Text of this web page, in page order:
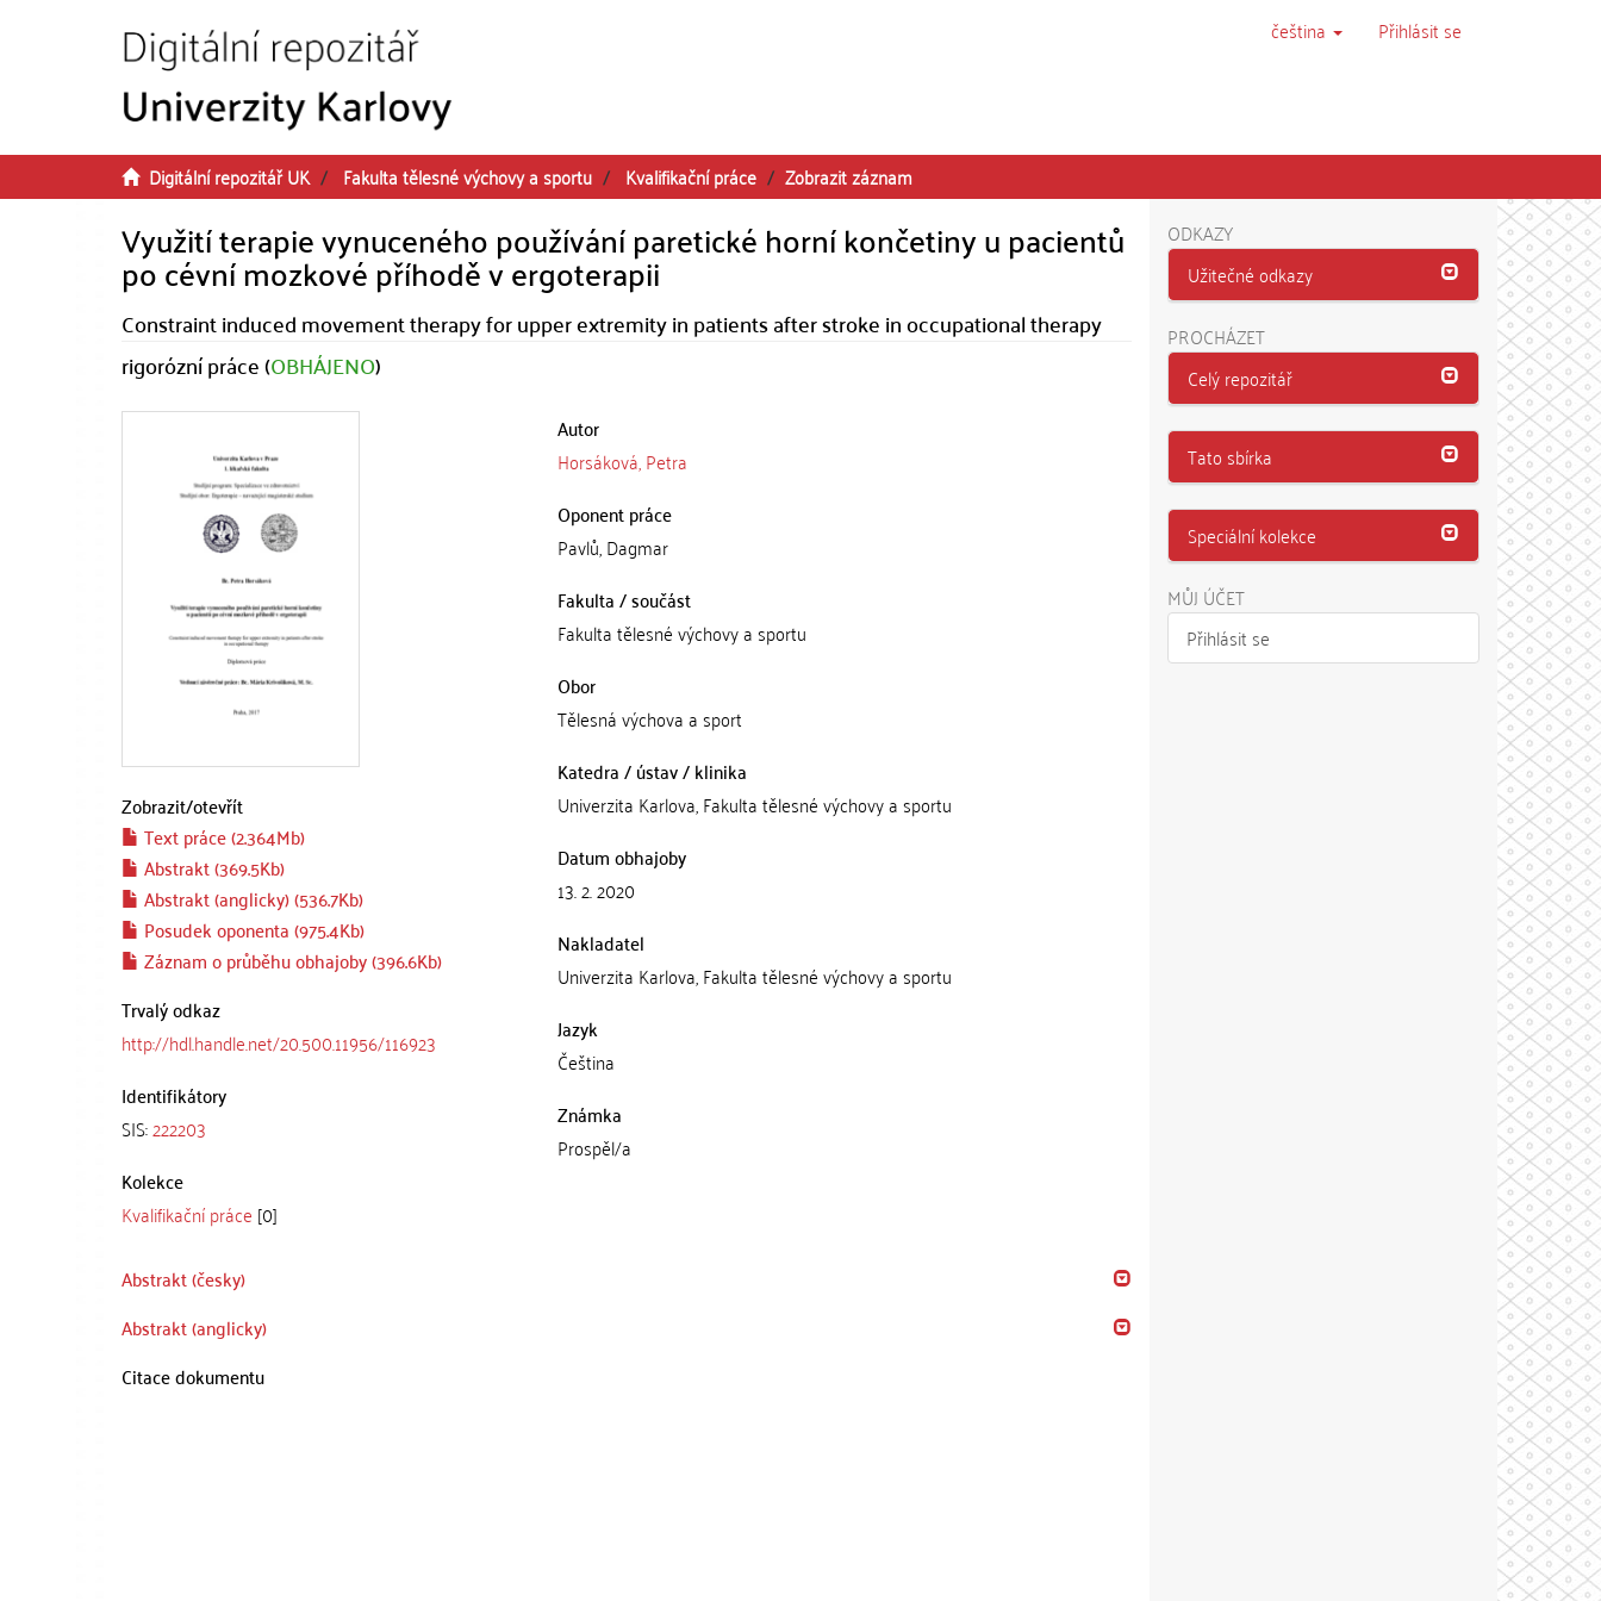
čeština Přihlásit se
Digitální repozitář UK Fakulta tělesné výchovy a sportu Kvalifikační práce Zobrazit záznam
Využití terapie vynuceného používání paretické horní končetiny u pacientů
po cévní mozkové příhodě v ergoterapii
Constraint induced movement therapy for upper extremity in patients after stroke in occupational therapy
rigorózní práce (OBHÁJENO)
Zobrazit/otevřít
Text práce (2.364Mb)
Abstrakt (369.5Kb)
Abstrakt (anglicky) (536.7Kb)
Posudek oponenta (975.4Kb)
Záznam o průběhu obhajoby (396.6Kb)
Trvalý odkaz
http://hdl.handle.net/20.500.11956/116923
Identifikátory
SIS:222203
Kolekce
Kvalifikační práce [0]
Autor
Horsáková, Petra
Oponent práce
Pavlů, Dagmar
Fakulta / součást
Fakulta tělesné výchovy a sportu
Obor
Tělesná výchova a sport
Katedra / ústav / klinika
Univerzita Karlova, Fakulta tělesné výchovy a sportu
Datum obhajoby
13. 2. 2020
Nakladatel
Univerzita Karlova, Fakulta tělesné výchovy a sportu
Jazyk
Čeština
Známka
Prospěl/a
Abstrakt (česky)
Abstrakt (anglicky)
Citace dokumentu
ODKAZY
Užitečné odkazy
PROCHÁZET
Celý repozitář
Tato sbírka
Speciální kolekce
MŮJ ÚČET
Přihlásit se